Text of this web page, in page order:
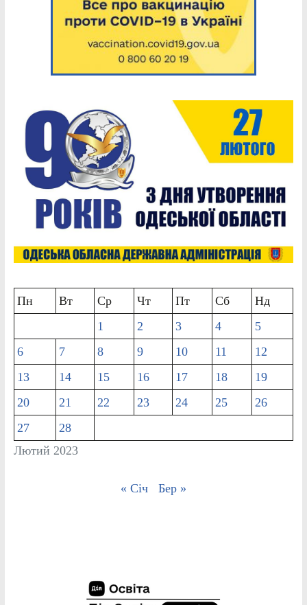
Лютий 2023
Пн Вт Ср Чт Пт Сб
Нд
1
2 3 4
5
6
7 8 9 10 11
12
13
14 15 16 17 18
19
20
21 22 23 24 25
26
27
28
« Січ Бер »